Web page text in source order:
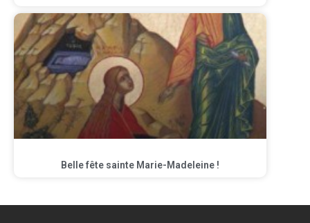
Belle fête sainte Marie-Madeleine !